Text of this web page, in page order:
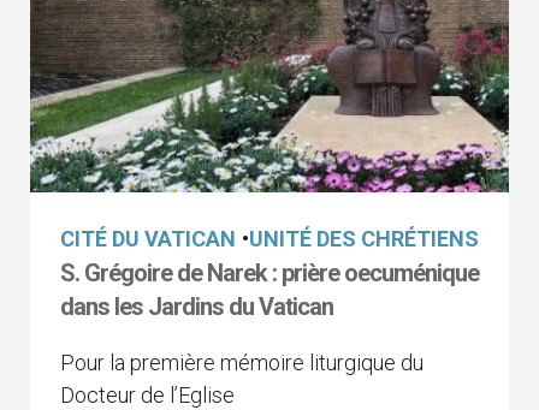
CITÉ DU VATICAN •UNITÉ DES CHRÉTIENS
S. Grégoire de Narek : prière oecuménique
dans les Jardins du Vatican
Pour la première mémoire liturgique du
Docteur de l’Eglise